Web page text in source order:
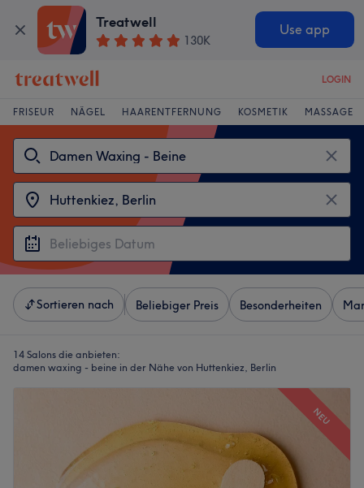
Treatwell
130K
Use app
LOGIN
FRISEUR NÄGEL HAARENTFERNUNG KOSMETIK MASSAGE
Sortieren nach Beliebiger Preis Besonderheiten
14 Salons die anbieten:
damen waxing - beine in der Nähe von Huttenkiez, Berlin
NEU